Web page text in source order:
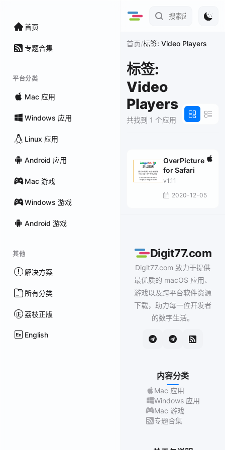
首页
专题合集
平台分类
Mac 应用
Windows 应用
Linux 应用
Android 应用
Mac 游戏
Windows 游戏
Android 游戏
其他
解决方案
所有分类
荔枝正版
English
首页/标签: Video Players
标签:
Video
Players
共找到 1 个应用
OverPicture
for Safari
v1.11
2020-12-05
Digit77.com
Digit77.com 致力于提供
最优质的 macOS 应用、
游戏以及跨平台软件资源
下载，助力每一位开发者
的数字生活。
内容分类
Mac 应用
Windows 应用
Mac 游戏
专题合集